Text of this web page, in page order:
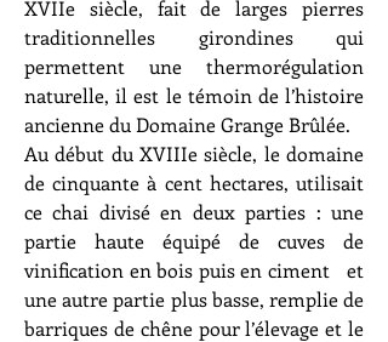
XVIIe siècle, fait de larges pierres
traditionnelles girondines qui
permettent une thermorégulation
naturelle, il est le témoin de l’histoire
ancienne du Domaine Grange Brûlée.
Au début du XVIIIe siècle, le domaine
de cinquante à cent hectares, utilisait
ce chai divisé en deux parties : une
partie haute équipé de cuves de
vinification en bois puis en ciment et
une autre partie plus basse, remplie de
barriques de chêne pour l’élevage et le